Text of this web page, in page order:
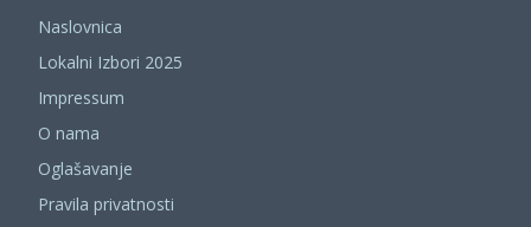
Naslovnica
Lokalni Izbori 2025
Impressum
O nama
Oglašavanje
Pravila privatnosti